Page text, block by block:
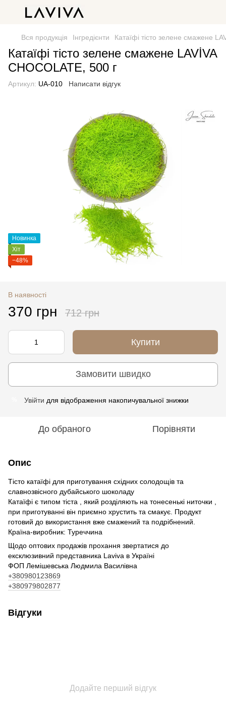
Вся продукція Інгредієнти Катаїфі тісто зелене смажене
Катаїфі тісто зелене смажене LAVİVA
CHOCOLATE, 500 г
Артикул: UA-010 Написати відгук
Новинка
Хіт
−48%
В наявності
370 грн 712 грн
Купити
Замовити швидко
Увійти для відображення накопичувальної знижки
До обраного Порівняти
Опис
Тісто катаїфі для приготування східних солодощів та
славнозвісного дубайського шоколаду
Катаїфі є типом тіста , який розділяють на тонесенькі ниточки ,
при приготуванні він приємно хрустить та смакує. Продукт
готовий до використання вже смажений та подрібнений.
Країна-виробник: Туреччина
Щодо оптових продажів прохання звертатися до
ексклюзивний представника Laviva в Україні
ФОП Лемішевська Людмила Василівна
+380980123869
+380979802877
Відгуки
Додайте перший відгук